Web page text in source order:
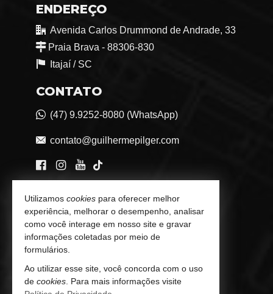
ENDEREÇO
Avenida Carlos Drummond de Andrade, 33
Praia Brava - 88306-830
Itajaí / SC
CONTATO
(47) 9.9252-8080 (WhatsApp)
contato@guilhermepilger.com
VEJA MAIS
Consultoria Imobiliária Personalizada
trabalhe conosco
Indicadores Financeiros
Utilizamos cookies para oferecer melhor
experiência, melhorar o desempenho, analisar
como você interage em nosso site e gravar
informações coletadas por meio de
formulários.
Ao utilizar esse site, você concorda com o uso
de cookies . Para mais informações visite